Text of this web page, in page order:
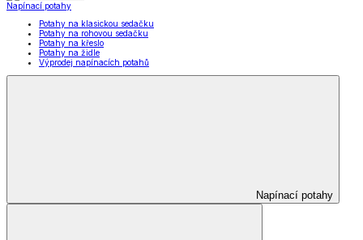
Napínací potahy
Potahy na klasickou sedačku
Potahy na rohovou sedačku
Potahy na křeslo
Potahy na židle
Výprodej napínacích potahů
Napínací potahy